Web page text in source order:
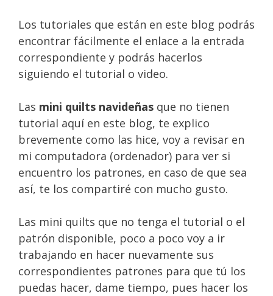
Los tutoriales que están en este blog podrás
encontrar fácilmente el enlace a la entrada
correspondiente y podrás hacerlos
siguiendo el tutorial o video.
Las mini quilts navideñas que no tienen
tutorial aquí en este blog, te explico
brevemente como las hice, voy a revisar en
mi computadora (ordenador) para ver si
encuentro los patrones, en caso de que sea
así, te los compartiré con mucho gusto.
Las mini quilts que no tenga el tutorial o el
patrón disponible, poco a poco voy a ir
trabajando en hacer nuevamente sus
correspondientes patrones para que tú los
puedas hacer, dame tiempo, pues hacer los